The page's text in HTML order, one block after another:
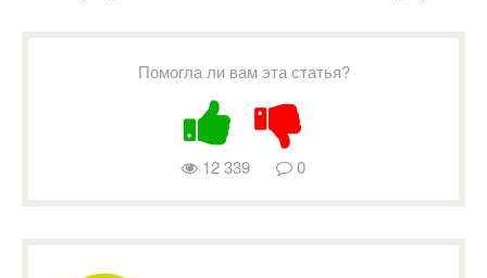
Помогла ли вам эта статья?
12 339 0